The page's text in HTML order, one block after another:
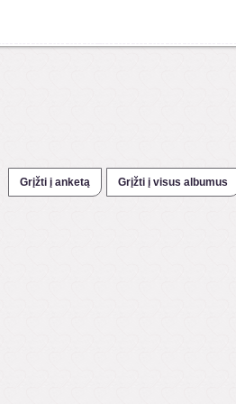
Grįžti į anketą Grįžti į visus albumus